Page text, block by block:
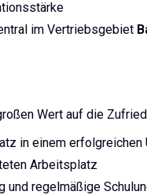
im Vertriebsgebiet
Wert auf die
in einem erfolgreichen
Arbeitsplatz
und regelmäßige